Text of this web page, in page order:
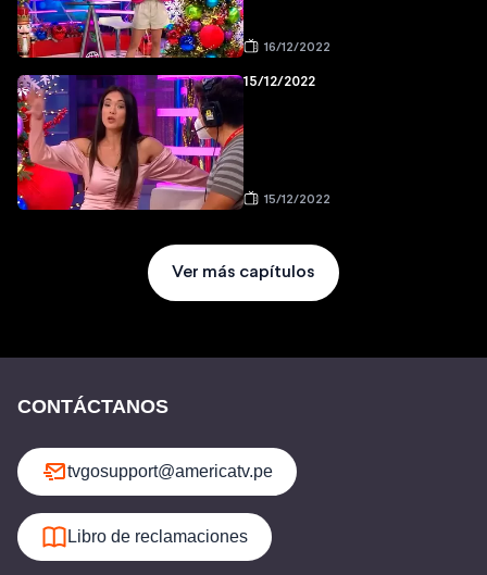
16/12/2022
15/12/2022
15/12/2022
Ver más capítulos
CONTÁCTANOS
tvgosupport@americatv.pe
Libro de reclamaciones